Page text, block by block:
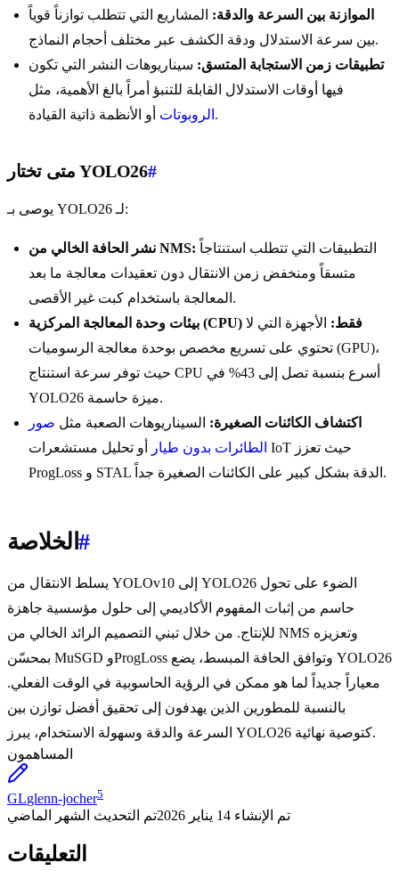
الموازنة بين السرعة والدقة: المشاريع التي تتطلب توازناً قوياً
بين سرعة الاستدلال ودقة الكشف عبر مختلف أحجام النماذج.
تطبيقات زمن الاستجابة المتسق: سيناريوهات النشر التي تكون
فيها أوقات الاستدلال القابلة للتنبؤ أمراً بالغ الأهمية، مثل
الروبوتات أو الأنظمة ذاتية القيادة.
متى تختار YOLO26#
يوصى بـ YOLO26 لـ:
نشر الحافة الخالي من NMS:
متسقاً ومنخفض زمن الانتقال دون تعقيدات معالجة ما بعد
المعالجة باستخدام كبت غير الأقصى.
بيئات وحدة المعالجة المركزية (CPU) فقط: الأجهزة التي لا
تحتوي على تسريع مخصص بوحدة معالجة الرسوميات (GPU)،
حيث توفر سرعة استنتاج CPU أسرع بنسبة تصل إلى 43% في
YOLO26 ميزة حاسمة.
اكتشاف الكائنات الصغيرة: السيناريوهات الصعبة مثل صور
الطائرات بدون طيار
أو تحليل مستشعرات IoT حيث تعزز
ProgLoss و STAL الدقة بشكل كبير على الكائنات الصغيرة جداً.
الخلاصة#
يسلط الانتقال من YOLOv10 إلى YOLO26 الضوء على تحول
حاسم من إثبات المفهوم الأكاديمي إلى حلول مؤسسية جاهزة
للإنتاج. من خلال تبني التصميم الرائد الخالي من NMS وتعزيزه
بمحسّن MuSGD وProgLoss وتوافق الحافة المبسط، يضع YOLO26
معياراً جديداً لما هو ممكن في الرؤية الحاسوبية في الوقت الفعلي.
بالنسبة للمطورين الذين يهدفون إلى تحقيق أفضل توازن بين
السرعة والدقة وسهولة الاستخدام، يبرز YOLO26 كتوصية نهائية.
المساهمون
GLglenn-jocher5
تم الإنشاء 14 يناير 2026 تم التحديث الشهر الماضي
التعليقات